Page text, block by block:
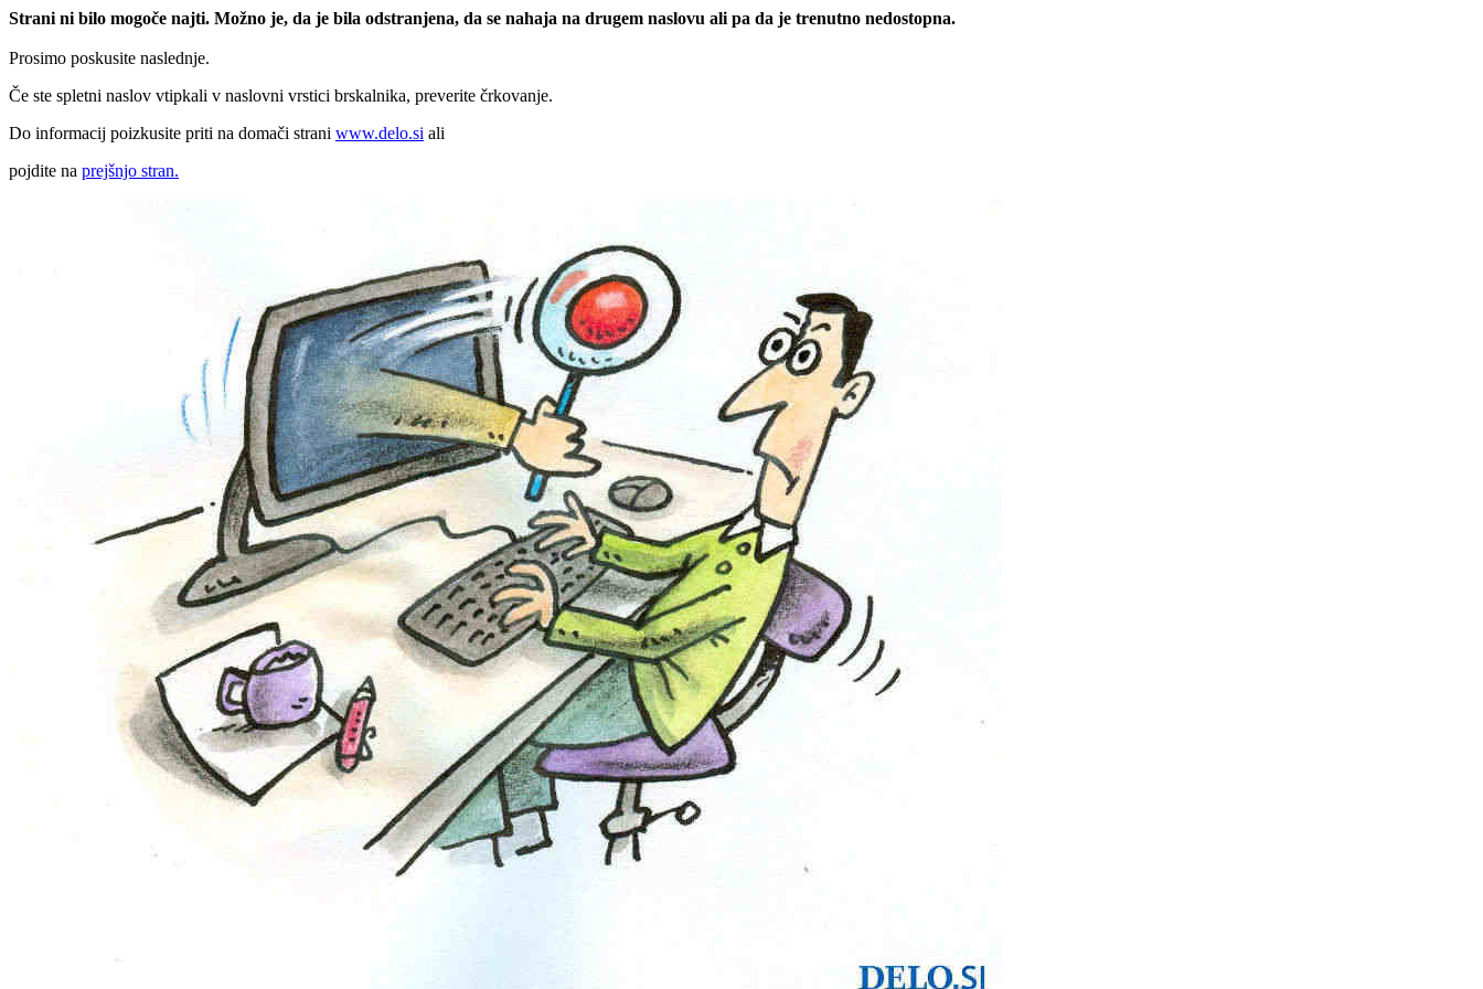
Strani ni bilo mogoče najti. Možno je, da je bila odstranjena, da se nahaja na drugem naslovu ali pa da je trenutno nedostopna.
Prosimo poskusite naslednje.
Če ste spletni naslov vtipkali v naslovni vrstici brskalnika, preverite črkovanje.
Do informacij poizkusite priti na domači strani www.delo.si ali
pojdite na prejšnjo stran.